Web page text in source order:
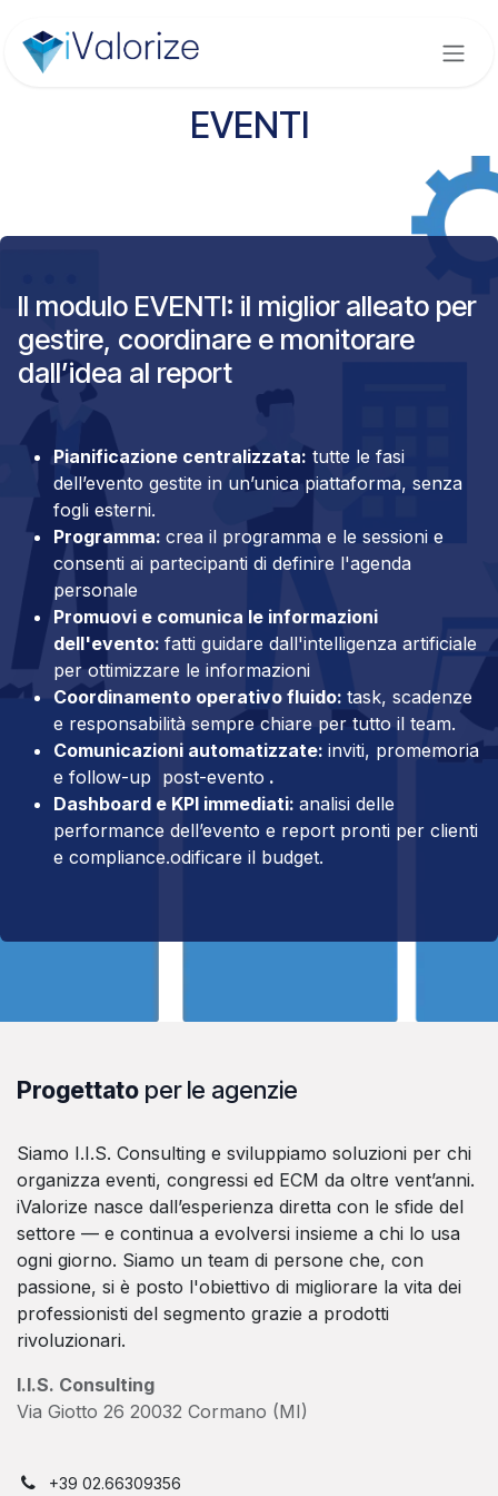
EVENTI
Il modulo EVENTI: il miglior alleato per
gestire, coordinare e monitorare
dall’idea al report
Pianificazione centralizzata: tutte le fasi
dell’evento gestite in un’unica piattaforma, senza
fogli esterni.
Programma: crea il programma e le sessioni e
consenti ai partecipanti di definire l'agenda
personale
Promuovi e comunica le informazioni
dell'evento: fatti guidare dall'intelligenza artificiale
per ottimizzare le informazioni
Coordinamento operativo fluido: task, scadenze
e responsabilità sempre chiare per tutto il team.
Comunicazioni automatizzate: inviti, promemoria
e follow-up post-evento .
Dashboard e KPI immediati: analisi delle
performance dell’evento e report pronti per clienti
e compliance.odificare il budget.
Progettato per le agenzie
Siamo I.I.S. Consulting e sviluppiamo soluzioni per chi
organizza eventi, congressi ed ECM da oltre vent’anni.
iValorize nasce dall’esperienza diretta con le sfide del
settore — e continua a evolversi insieme a chi lo usa
ogni giorno. Siamo un team di persone che, con
passione, si è posto l'obiettivo di migliorare la vita dei
professionisti del segmento grazie a prodotti
rivoluzionari.
I.I.S. Consulting
Via Giotto 26 20032 Cormano (MI)
+39 02.66309356